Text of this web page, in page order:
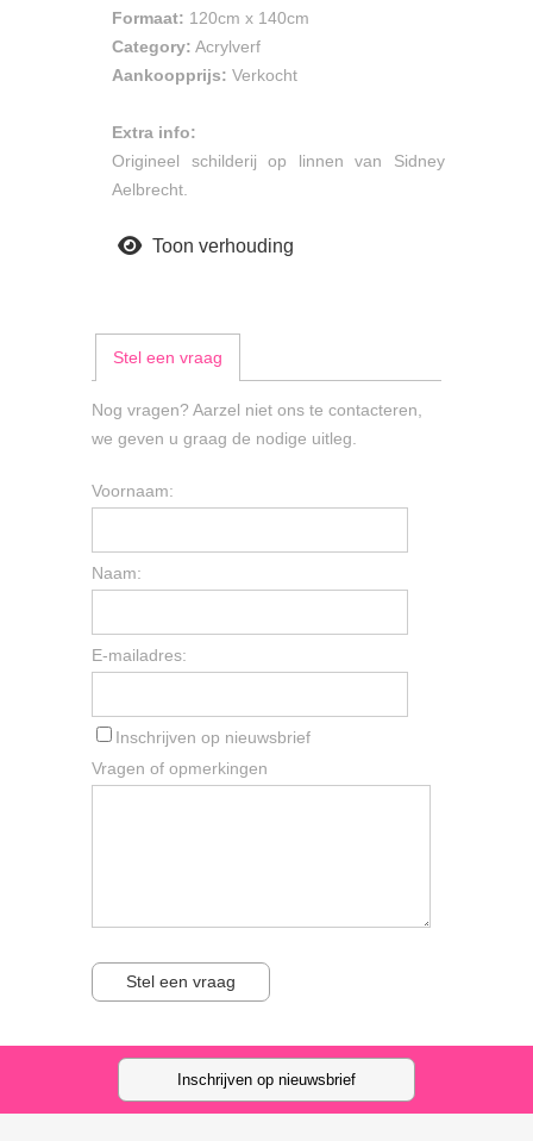
Formaat: 120cm x 140cm
Category: Acrylverf
Aankoopprijs: Verkocht
Extra info:
Origineel schilderij op linnen van Sidney
Aelbrecht.
Toon verhouding
Stel een vraag
Nog vragen? Aarzel niet ons te contacteren,
we geven u graag de nodige uitleg.
Voornaam:
Naam:
E-mailadres:
Inschrijven op nieuwsbrief
Vragen of opmerkingen
Stel een vraag
Inschrijven op nieuwsbrief